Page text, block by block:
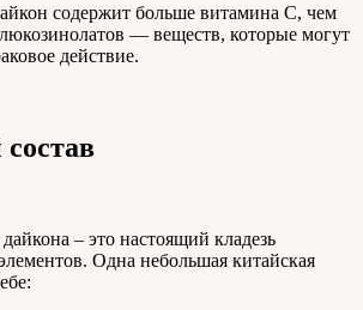
содержит больше витамина С, чем
— веществ, которые могут
действие.
– это настоящий кладезь
Одна небольшая китайская